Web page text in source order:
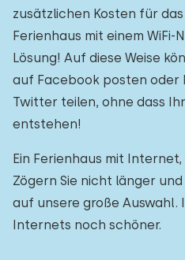
zusätzlichen Kosten für das
Ferienhaus mit einem
Lösung! Auf diese Weise
auf Facebook posten oder
Twitter teilen, ohne dass
entstehen!
Ein Ferienhaus mit
Zögern Sie nicht länger
auf unsere große Auswahl.
Internets noch schöner.